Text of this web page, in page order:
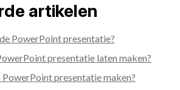
artikelen
PowerPoint presentatie?
presentatie laten maken?
PowerPoint presentatie maken?